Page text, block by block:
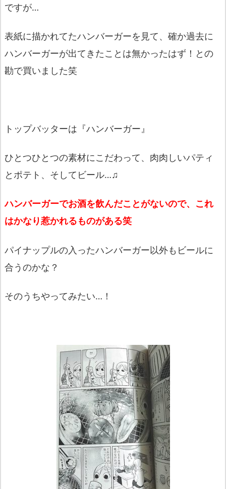
ですが…
表紙に描かれてたハンバーガーを見て、 確か過去に
ハンバーガーが出てきたことは無かったはず！ との
勘で買いました笑
トップバッターは『ハンバーガー 』
ひとつひとつの素材にこだわって、肉肉しいパティ
とポテト、 そしてビール…♫
ハンバーガーでお酒を飲んだことがないので、 これ
はかなり惹かれるものがある笑
パイナップルの入ったハンバーガー以外もビールに
合うのかな？
そのうちやってみたい…！